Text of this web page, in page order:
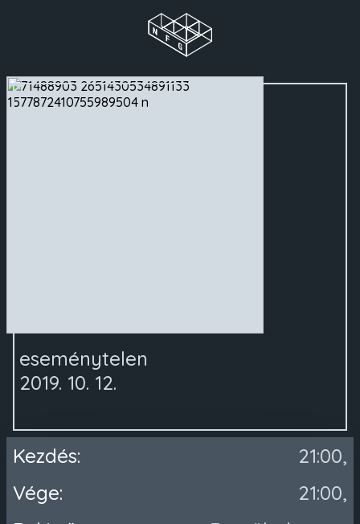
eseménytelen
2019. 10. 12.
Hip Hop jams w.
Jakuza Ritual
Kezdés:
21:00,
Vége:
21:00,